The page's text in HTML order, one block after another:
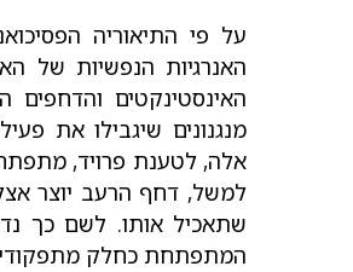
על פי התיאוריה
האנרגיות הנפשיות של
האינסטינקטים
מנגנונים שיגבילו את
אלה, לטענת פרויד,
למשל, דחף הרעב יוצר
שתאכיל אותו. לשם כך
המתפתחת כחלק מתפקודי